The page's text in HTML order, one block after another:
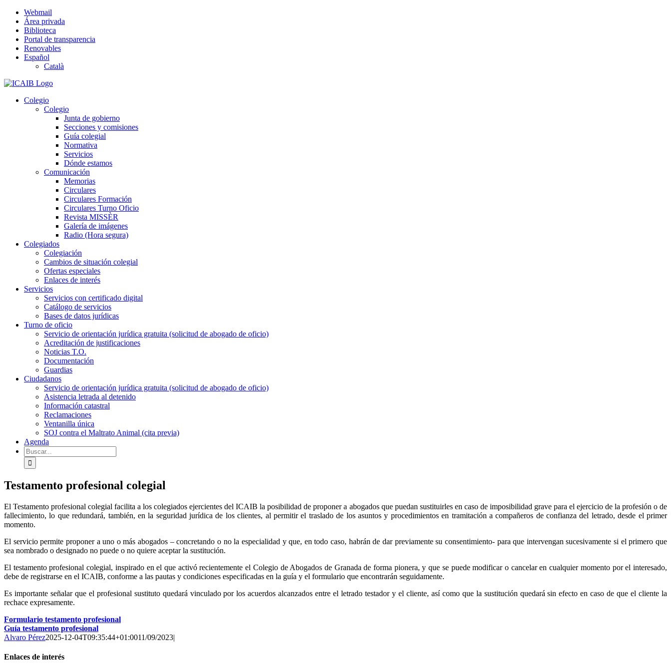
Saltar
contenido
Webmail
Área privada
Biblioteca
Portal de transparencia
Renovables
Español
Català
Colegio
Colegio
Junta de gobierno
Secciones y comisiones
Guía colegial
Normativa
Servicios
Dónde estamos
Comunicación
Memorias
Circulares
Circulares Formación
Circulares Turno Oficio
Revista MISSÈR
Galería de imágenes
Radio (Hora segura)
Colegiados
Colegiación
Cambios de situación colegial
Ofertas especiales
Enlaces de interés
Servicios
Servicios con certificado digital
Catálogo de servicios
Bases de datos jurídicas
Turno de oficio
Servicio de orientación jurídica gratuita (solicitud de abogado de oficio)
Acreditación de justificaciones
Noticias T.O.
Documentación
Guardias
Ciudadanos
Servicio de orientación jurídica gratuita (solicitud de abogado de oficio)
Asistencia letrada al detenido
Información catastral
Reclamaciones
Ventanilla única
SOJ contra el Maltrato Animal (cita previa)
Agenda
Buscar:
Testamento profesional colegial
El Testamento profesional colegial facilita a los colegiados ejercientes del ICAIB la posibilidad de proponer a abogados que puedan sustituirles en caso de imposibilidad grave para el ejercicio de la profesión o de
fallecimiento, lo que redundará, también, en la seguridad jurídica de los clientes, al permitir el traslado de los asuntos y procedimientos en tramitación a compañeros de confianza del letrado, desde el primer
momento.
El servicio permite proponer a uno o más abogados – concretando o no la especialidad y que, en todo caso, habrán de dar previamente su consentimiento- para que intervengan sucesivamente si el primero que
sea nombrado o designado no puede o no quiere aceptar la sustitución.
El testamento profesional colegial, inspirado en el que activó recientemente el Colegio de Abogados de Granada de forma pionera, y que se puede modificar o cancelar en cualquier momento por el interesado,
debe de registrarse en el ICAIB, conforme a las pautas y condiciones especificadas en la guía y el formulario que encontrarán seguidamente.
Es importante señalar que el profesional sustituto quedará vinculado por los acuerdos alcanzados entre el letrado testador y el cliente, así como que la sustitución quedará sin efecto en caso de que el cliente la
rechace expresamente.
Formulario testamento profesional
Guía testamento profesional
Alvaro Pérez2025-12-04T09:35:44+01:0011/09/2023|
Enlaces de interés